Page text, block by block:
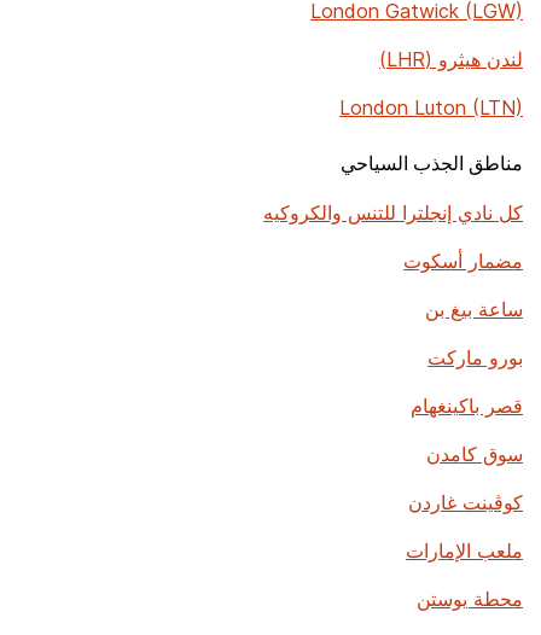
London Gatwick (LGW)
لندن هيثرو (LHR)
London Luton (LTN)
مناطق الجذب السياحي
كل نادي إنجلترا للتنس والكروكيه
مضمار أسكوت
ساعة بيغ بن
بورو ماركت
قصر باكينغهام
سوق كامدن
كوڤينت غاردن
ملعب الإمارات
محطة يوستن